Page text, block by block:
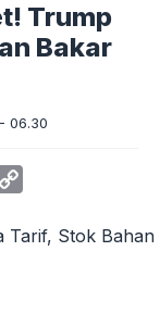
Trump
Bakar
06.30